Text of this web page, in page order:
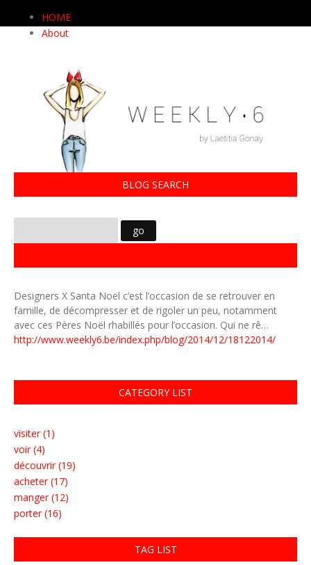
HOME
About
BLOG SEARCH
Designers X Santa Noël c’est l’occasion de se retrouver en
famille, de décompresser et de rigoler un peu, notamment
avec ces Pères Noël rhabillés pour l’occasion. Qui ne rê…
http://www.weekly6.be/index.php/blog/2014/12/18122014/
CATEGORY LIST
visiter (1)
voir (4)
découvrir (19)
acheter (17)
manger (12)
porter (16)
TAG LIST